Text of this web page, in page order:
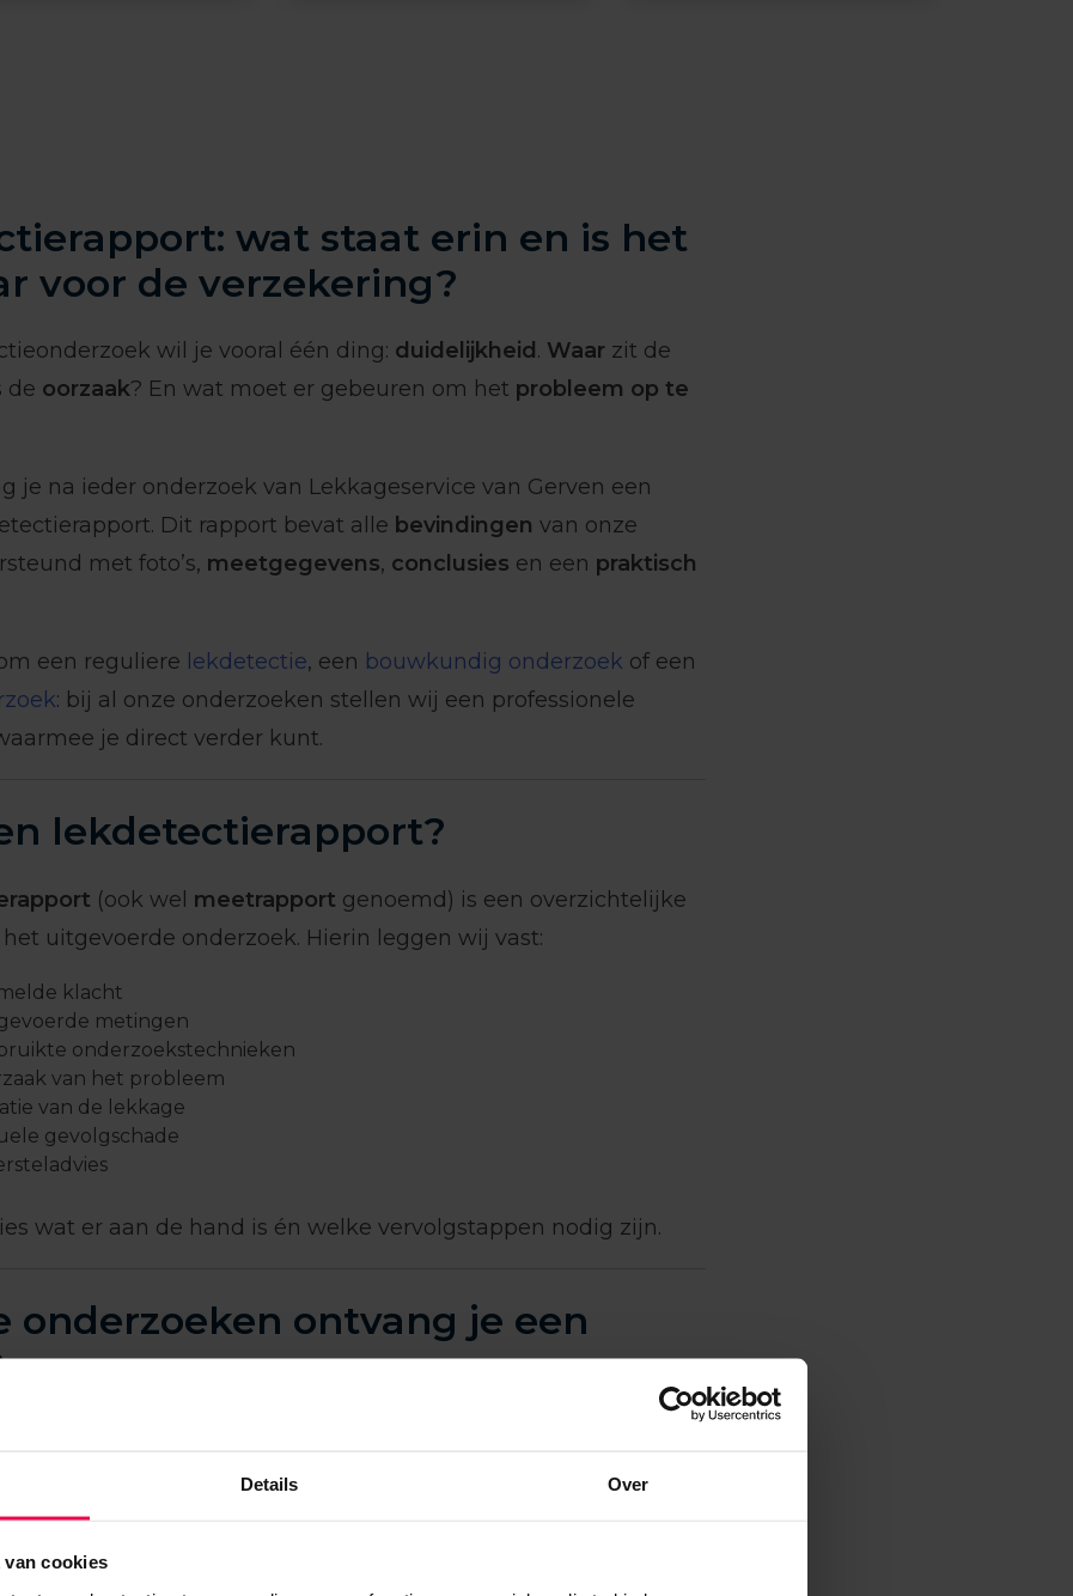
Details Over
van cookies
wat staat erin en is het
voor de verzekering?
wil je vooral één ding: duidelijkheid. Waar zit de
de oorzaak? En wat moet er gebeuren om het probleem op te
je na ieder onderzoek van Lekkageservice van Gerven een
Dit rapport bevat alle bevindingen van onze
met foto’s, meetgegevens, conclusies en een praktisch
een reguliere lekdetectie, een bouwkundig onderzoek of een
: bij al onze onderzoeken stellen wij een professionele
je direct verder kunt.
lekdetectierapport?
(ook wel meetrapport genoemd) is een overzichtelijke
uitgevoerde onderzoek. Hierin leggen wij vast:
klacht
metingen
onderzoekstechnieken
van het probleem
van de lekkage
gevolgschade
wat er aan de hand is én welke vervolgstappen nodig zijn.
onderzoeken ontvang je een
opgesteld meetrapport.
basis van het
helder, onderbouwd en direct bruikbaar voor